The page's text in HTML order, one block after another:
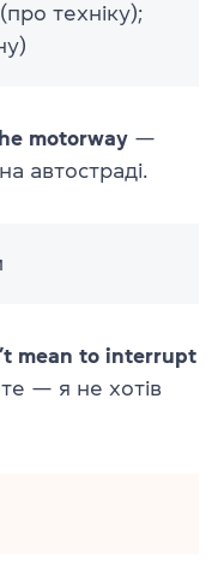
техніку);
motorway —
автостраді.
mean to interrupt
— я не хотів